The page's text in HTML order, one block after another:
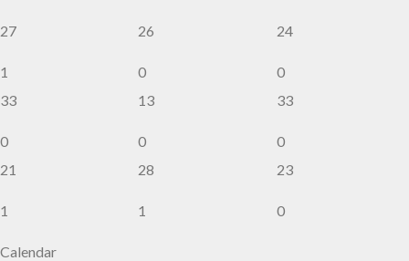
27
1
26
0
24
0
33
0
13
0
33
0
21
1
28
1
23
0
Calendar